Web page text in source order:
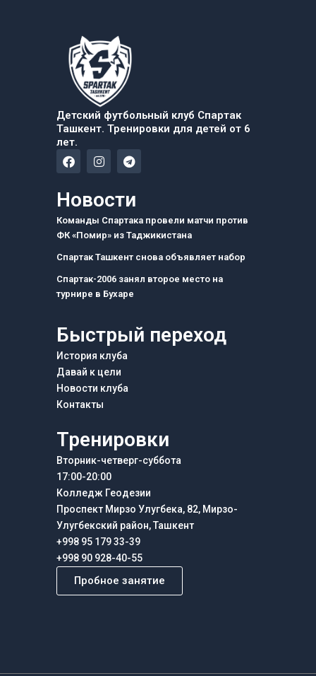
Детский футбольный клуб Спартак
Ташкент. Тренировки для детей от 6
лет.
F
a
e
b
o
k
I
n
a
g
r
a
m
T
e
g
a
m
Новости
Команды Спартака провели матчи против
ФК «Помир» из Таджикистана
Спартак Ташкент снова объявляет набор
Спартак-2006 занял второе место на
турнире в Бухаре
Быстрый переход
История клуба
Давай к цели
Новости клуба
Контакты
Тренировки
Вторник-четверг-суббота
17:00-20:00
Колледж Геодезии
Проспект Мирзо Улугбека, 82, Мирзо-
Улугбекский район, Ташкент
+998 95 179 33-39
+998 90 928-40-55
Пробное занятие